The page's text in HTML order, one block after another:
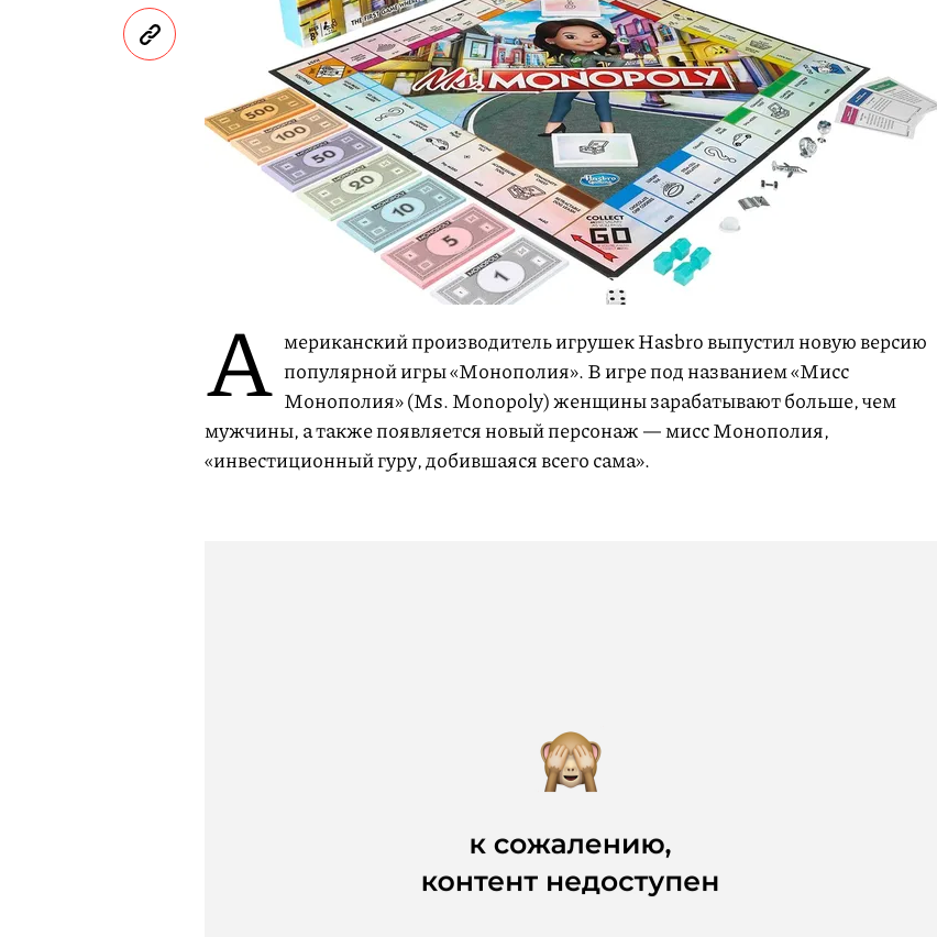
А мериканский производитель игрушек Hasbro выпустил новую версию
популярной игры «Монополия». В игре под названием «Мисс
Монополия» (Ms. Monopoly) женщины зарабатывают больше, чем
мужчины, а также появляется новый персонаж — мисс Монополия,
«инвестиционный гуру, добившаяся всего сама».